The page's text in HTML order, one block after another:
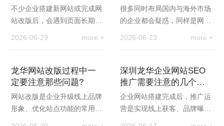
大常见因素与解决办法
不少企业搭建新网站或完成网
站改版后，会遇到页面长期不
2026-06-29 more +
网站优化有什么差异
很多同时布局国内与海外市场
的企业都会疑惑，同样是网站
2026-06-23 more +
龙华网站改版过程中一
定要注意那些问题?
网站改版是企业升级线上品牌
形象、优化站点功能的常用方
深圳龙华企业网站SEO
推广需要注意的几个细
节问题
企业网站搭建完成后，推广运
营是实现线上获客、品牌曝光